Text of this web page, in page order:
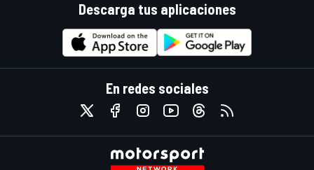
Descarga tus aplicaciones
En redes sociales